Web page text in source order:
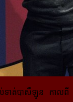
ល់ទាត់បាសឺឡូន កាលពី